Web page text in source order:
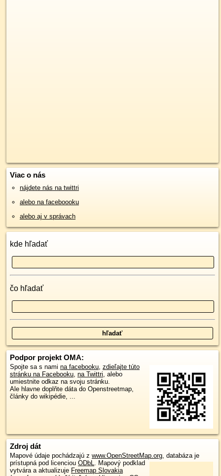
Viac o nás
nájdete nás na twittri
alebo na faceboooku
alebo aj v správach
kde hľadať
čo hľadať
Podpor projekt OMA:
Spojte sa s nami na facebooku, zdieľajte túto
stránku na Facebooku, na Twittri, alebo
umiestnite odkaz na svoju stránku.
Ale hlavne doplňte dáta do Openstreetmap,
články do wikipédie, ...
Zdroj dát
Mapové údaje pochádzajú z www.OpenStreetMap.org, databáza je
prístupná pod licenciou ODbL. Mapový podklad
vytvára a aktualizuje Freemap Slovakia